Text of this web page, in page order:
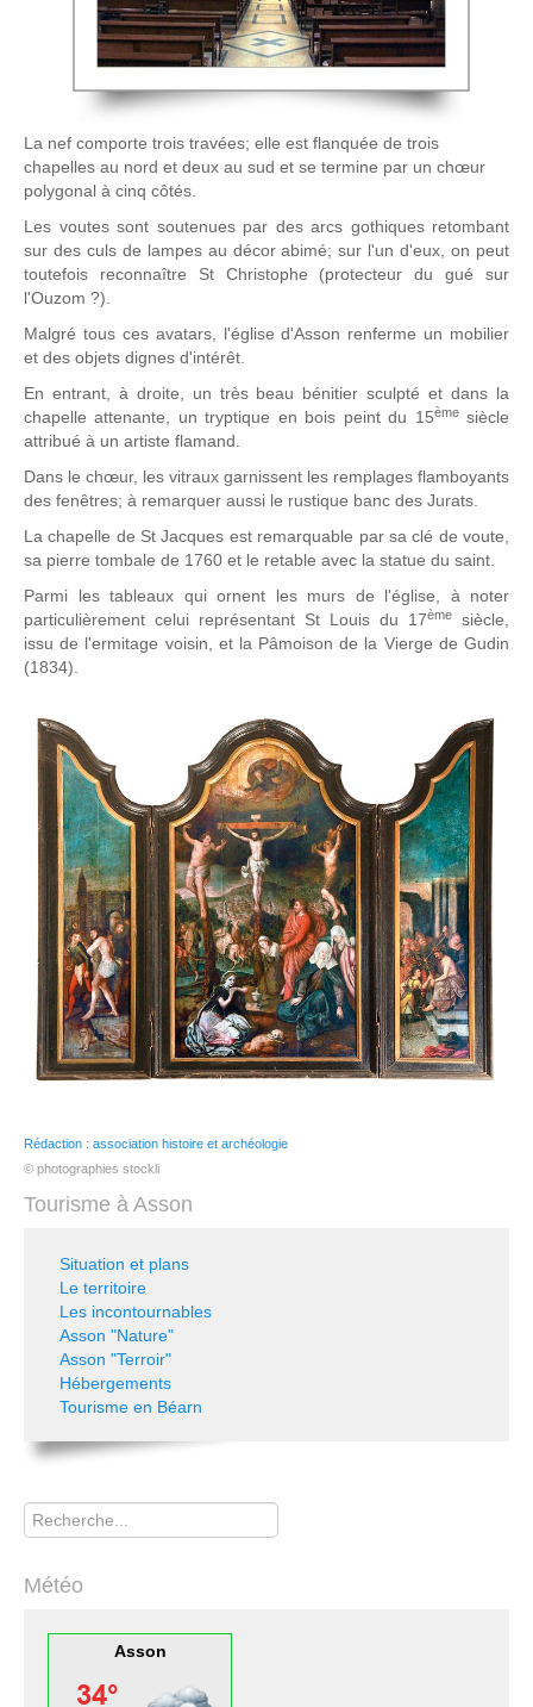
La nef comporte trois travées; elle est flanquée de trois
chapelles au nord et deux au sud et se termine par un chœur
polygonal à cinq côtés.
Les voutes sont soutenues par des arcs gothiques retombant
sur des culs de lampes au décor abimé; sur l'un d'eux, on peut
toutefois reconnaître St Christophe (protecteur du gué sur
l'Ouzom ?).
Malgré tous ces avatars, l'église d'Asson renferme un mobilier
et des objets dignes d'intérêt.
En entrant, à droite, un très beau bénitier sculpté et dans la
chapelle attenante, un tryptique en bois peint du 15èmesiècle
attribué à un artiste flamand.
Dans le chœur, les vitraux garnissent les remplages flamboyants
des fenêtres; à remarquer aussi le rustique banc des Jurats.
La chapelle de St Jacques est remarquable par sa clé de voute,
sa pierre tombale de 1760 et le retable avec la statue du saint.
Parmi les tableaux qui ornent les murs de l'église, à noter
particulièrement celui représentant St Louis du 17ème
siècle,
issu de l'ermitage voisin, et la Pâmoison de la Vierge de Gudin
(1834).
Rédaction : association histoire et archéologie
© photographies stockli
Tourisme à Asson
Situation et plans
Le territoire
Les incontournables
Asson "Nature"
Asson "Terroir"
Hébergements
Tourisme en Béarn
Rechercher
Météo
Asson